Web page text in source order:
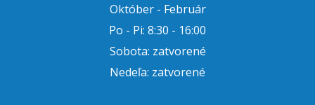
Október - Február
Po - Pi: 8:30 - 16:00
Sobota: zatvorené
Nedeľa: zatvorené